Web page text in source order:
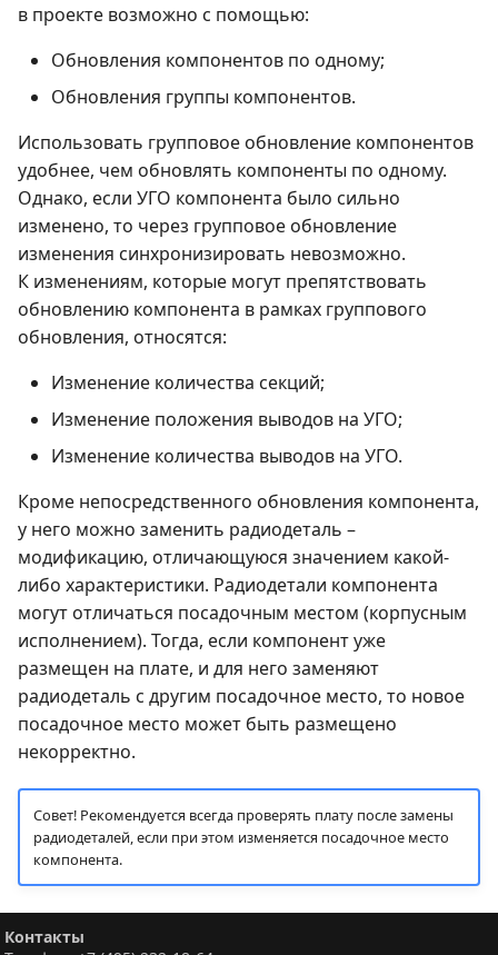
в проекте возможно с помощью:
Обновления компонентов по одному;
Обновления группы компонентов.
Использовать групповое обновление компонентов
удобнее, чем обновлять компоненты по одному.
Однако, если УГО компонента было сильно
изменено, то через групповое обновление
изменения синхронизировать невозможно.
К изменениям, которые могут препятствовать
обновлению компонента в рамках группового
обновления, относятся:
Изменение количества секций;
Изменение положения выводов на УГО;
Изменение количества выводов на УГО.
Кроме непосредственного обновления компонента,
у него можно заменить радиодеталь –
модификацию, отличающуюся значением какой-
либо характеристики. Радиодетали компонента
могут отличаться посадочным местом (корпусным
исполнением). Тогда, если компонент уже
размещен на плате, и для него заменяют
радиодеталь с другим посадочное место, то новое
посадочное место может быть размещено
некорректно.
Совет! Рекомендуется всегда проверять плату после замены
радиодеталей, если при этом изменяется посадочное место
компонента.
Контакты